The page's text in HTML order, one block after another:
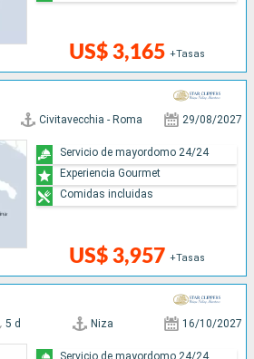
US$ 3,165 +Tasas
Civitavecchia - Roma 29/08/2027
US$ 3,957 +Tasas
Servicio de mayordomo 24/24
Experiencia Gourmet
Comidas incluidas
5 d Niza 16/10/2027
Servicio de mayordomo 24/24